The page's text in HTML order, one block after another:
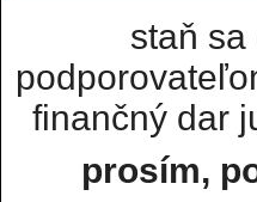
staň
finančný dar
prosím,